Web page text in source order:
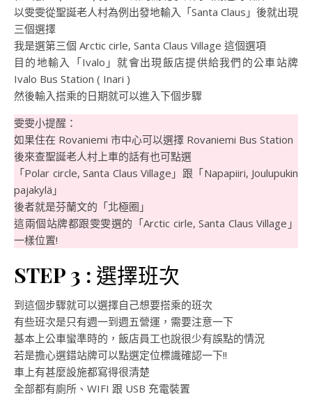
以雯雯從聖誕老人村為例出發地輸入「Santa Claus」後就出現
三個選擇
我是選第三個 Arctic cirle, Santa Claus Village 這個選項
目的地輸入「Ivalo」就會出現飯店提供給我們的公車站牌
Ivalo Bus Station ( Inari )
然後輸入搭乘的日期就可以進入下個步驟
雯雯小提醒：
如果住在 Rovaniemi 市中心可以選擇 Rovaniemi Bus Station
後來查聖誕老人村上車的話有也可點選
「Polar circle, Santa Claus Village」跟「Napapiiri, Joulupukin
pajakylä」
後者就是芬蘭文的「北極圈」
這兩個站牌都跟雯雯選的「Arctic cirle, Santa Claus Village」
一樣位置!
STEP 3 : 選擇班次
到這個步驟就可以選擇自己想要搭乘的班次
有些班次是只有週一到週五營運，需要注意一下
基本上公車蠻準時的，飯店員工也說很少有誤點的情況
若是擔心選錯站牌可以點選定位標識確認一下!!
車上有甚麼設施都寫得很清楚
全部都有廁所、WIFI 跟 USB 充電裝置